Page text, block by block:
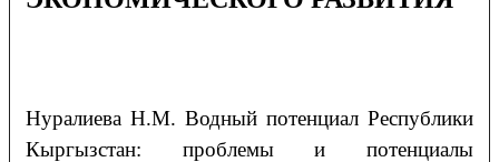
Нуралиева Н.М.Водный потенциал Республики
Кыргызстан: проблемы и потенциалы